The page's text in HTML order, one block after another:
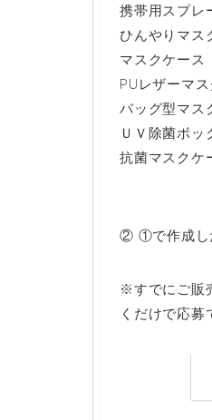
携帯用ス
ひんやりマス
マスクケース
PUレザーマ
バッグ型マス
ＵＶ除菌ボッ
抗菌マスクケ
② ①で作成し
※すでにご販
くだけで応募